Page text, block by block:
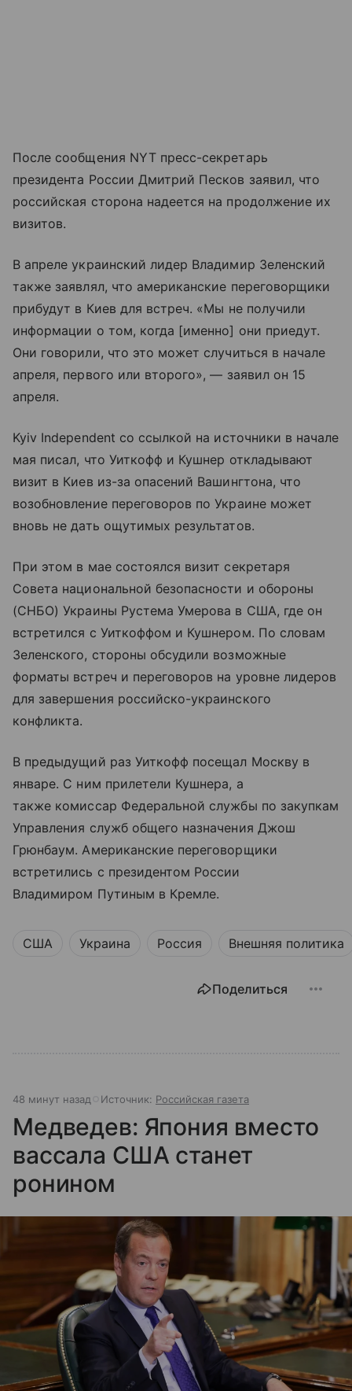
После сообщения NYT пресс-секретарь
президента России Дмитрий Песков заявил, что
российская сторона надеется на продолжение их
визитов.
В апреле украинский лидер Владимир Зеленский
также заявлял, что американские переговорщики
прибудут в Киев для встреч. «Мы не получили
информации о том, когда [именно] они приедут.
Они говорили, что это может случиться в начале
апреля, первого или второго», — заявил он 15
апреля.
Kyiv Independent со ссылкой на источники в начале
мая писал, что Уиткофф и Кушнер откладывают
визит в Киев из-за опасений Вашингтона, что
возобновление переговоров по Украине может
вновь не дать ощутимых результатов.
При этом в мае состоялся визит секретаря
Совета национальной безопасности и обороны
(СНБО) Украины Рустема Умерова в США, где он
встретился с Уиткоффом и Кушнером. По словам
Зеленского, стороны обсудили возможные
форматы встреч и переговоров на уровне лидеров
для завершения российско-украинского
конфликта.
В предыдущий раз Уиткофф посещал Москву в
январе. С ним прилетели Кушнера, а
также комиссар Федеральной службы по закупкам
Управления служб общего назначения Джош
Грюнбаум. Американские переговорщики
встретились с президентом России
Владимиром Путиным в Кремле.
США Украина Россия Внешняя политика
Поделиться
48 минут назад Источник: Российская газета
Медведев: Япония вместо
вассала США станет
ронином